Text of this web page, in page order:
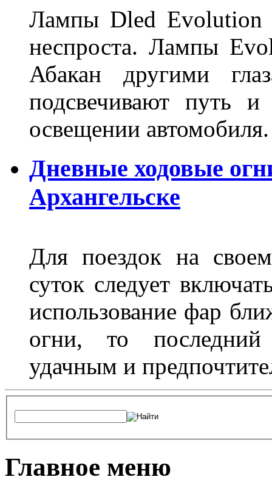
Лампы Dled Evolution
неспроста. Лампы
Абакан другими
подсвечивают путь
освещении автомобиля.
Дневные ходовые
Архангельске
Для поездок на
суток следует
использование фар
огни, то последний
удачным и
Главное меню